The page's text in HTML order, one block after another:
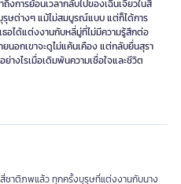
ถึงการย้อนเวลากลับไปของเฉินเจียวในสี่
ษต่างๆ แม้ไม่สมบูรณ์แบบ แต่ก็ได้การ
อได้แต่งงานกับหลี่มู่ที่ไม่มีความรู้สึกต่อ
นอกเขาจะดูไม่แค้นเคือง แต่กลับยื่นสุรา
างไรเมื่อเดิมพันความเชื่อใจและชีวิต
สี่ชาติภพแล้ว ทุกครั้งบุรุษที่แต่งงานกับนาง